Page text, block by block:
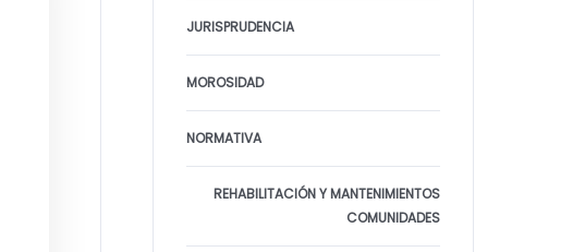
JURISPRUDENCIA
MOROSIDAD
NORMATIVA
REHABILITACIÓN Y MANTENIMIENTOS
COMUNIDADES